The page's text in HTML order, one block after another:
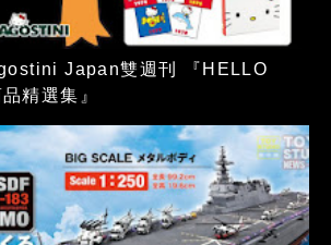
Japan雙週刊 『HELLO
精選集』